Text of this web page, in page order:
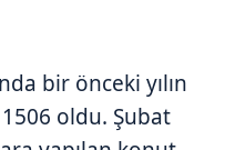
bir önceki yılın
oldu. Şubat